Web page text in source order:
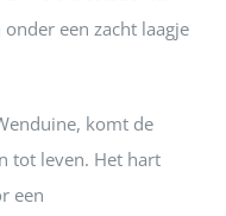
een zacht laagje
komt de
tot leven. Het hart
een